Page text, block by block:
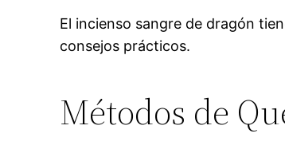
El incienso sangre de dragón
consejos prácticos.
Métodos de